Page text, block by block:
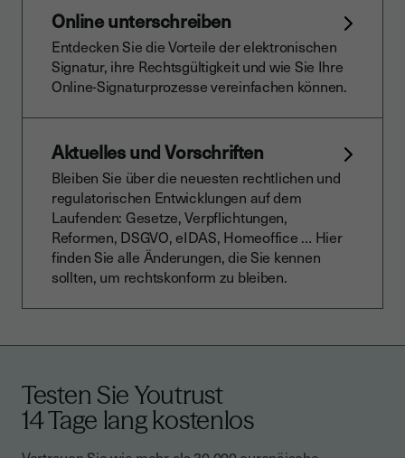
Online unterschreiben
Entdecken Sie die Vorteile der elektronischen
Signatur, ihre Rechtsgültigkeit und wie Sie Ihre
Online-Signaturprozesse vereinfachen können.
Aktuelles und Vorschriften
Bleiben Sie über die neuesten rechtlichen und
regulatorischen Entwicklungen auf dem
Laufenden: Gesetze, Verpflichtungen,
Reformen, DSGVO, eIDAS, Homeoffice … Hier
finden Sie alle Änderungen, die Sie kennen
sollten, um rechtskonform zu bleiben.
Testen Sie Youtrust
14 Tage lang kostenlos